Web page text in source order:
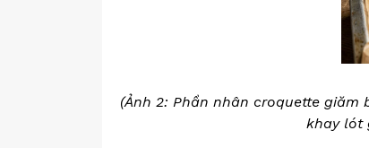
(Ảnh 2: Phần nhân croquette
khay lót